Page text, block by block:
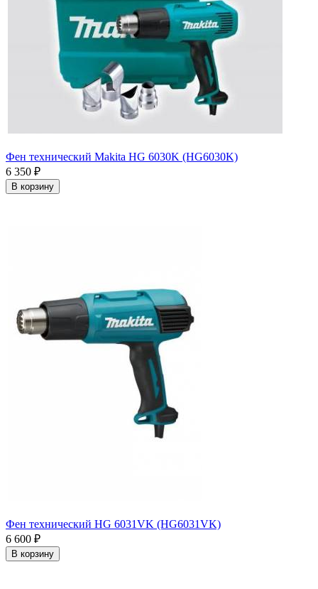
Фен технический Makita HG 6030K (HG6030K)
6 350 ₽
В корзину
Фен технический HG 6031VK (HG6031VK)
6 600 ₽
В корзину